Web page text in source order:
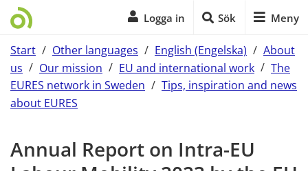
Logga in Sök Meny
Start / Other languages / English (Engelska) / About
us / Our mission / EU and international work / The
EURES network in Sweden / Tips, inspiration and news
about EURES
Annual Report on Intra-EU